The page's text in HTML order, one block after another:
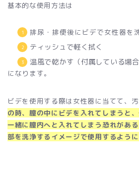
基本的な使用方法は
排尿・排便後にビデで女性器を
ティッシュで軽く拭く
温風で乾かす（付属している場合
になります。
ビデを使用する際は女性器に当てて、汚
の時、膣の中にビデを入れてしまうと
一緒に膣内へと入れてしまう恐れがあ
部を洗浄するイメージで使用するように